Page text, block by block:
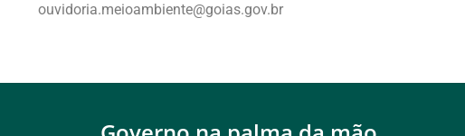
ouvidoria.meioambiente@goias.gov.br